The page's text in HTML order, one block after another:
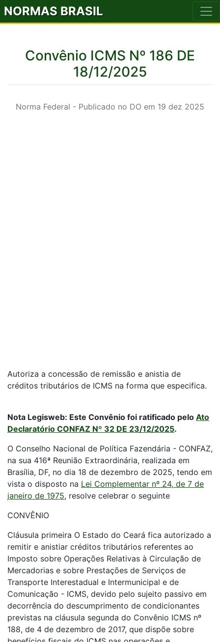
NORMAS BRASIL
Convênio ICMS Nº 186 DE
18/12/2025
Norma Federal - Publicado no DO em 19 dez 2025
Autoriza a concessão de remissão e anistia de
créditos tributários de ICMS na forma que especifica.
Nota Legisweb: Este Convênio foi ratificado pelo Ato
Declaratório CONFAZ Nº 32 DE 23/12/2025.
O Conselho Nacional de Política Fazendária - CONFAZ,
na sua 416ª Reunião Extraordinária, realizada em
Brasília, DF, no dia 18 de dezembro de 2025, tendo em
vista o disposto na Lei Complementar nº 24, de 7 de
janeiro de 1975, resolve celebrar o seguinte
CONVÊNIO
Cláusula primeira O Estado do Ceará fica autorizado a
remitir e anistiar créditos tributários referentes ao
Imposto sobre Operações Relativas à Circulação de
Mercadorias e sobre Prestações de Serviços de
Transporte Interestadual e Intermunicipal e de
Comunicação - ICMS, devido pelo sujeito passivo em
decorrência do descumprimento de condicionantes
previstas na cláusula segunda do Convênio ICMS nº
188, de 4 de dezembro de 2017, que dispõe sobre